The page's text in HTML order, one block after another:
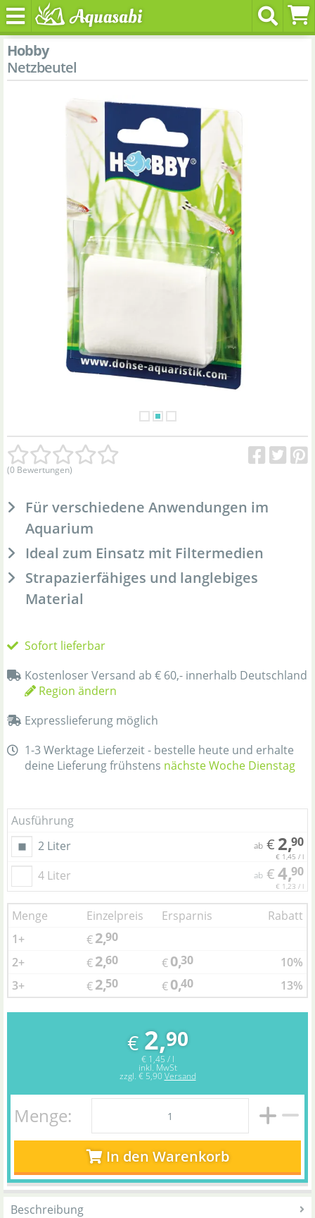
Hobby
Netzbeutel
(0 Bewertungen)
Für verschiedene Anwendungen im
Aquarium
Ideal zum Einsatz mit Filtermedien
Strapazierfähiges und langlebiges
Material
Sofort lieferbar
Kostenloser Versand ab € 60,- innerhalb Deutschland
Region ändern
Expresslieferung möglich
1-3 Werktage Lieferzeit - bestelle heute und erhalte
deine Lieferung frühstens nächste Woche Dienstag
Ausführung
2 Liter
ab € 2,90
€ 1,45 / l
4 Liter ab €4,90
€ 1,23 / l
Menge Einzelpreis Ersparnis
Rabatt
1+
€2,90
2+
€2,60 €0,30
10%
3+
€2,50 €0,40 13%
€ 2,90
€ 1,45 / l
inkl. MwSt
zzgl. € 5,90 Versand
Menge:
In den Warenkorb
Beschreibung